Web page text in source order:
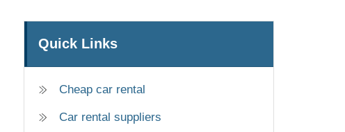
Quick Links
Cheap car rental
Car rental suppliers